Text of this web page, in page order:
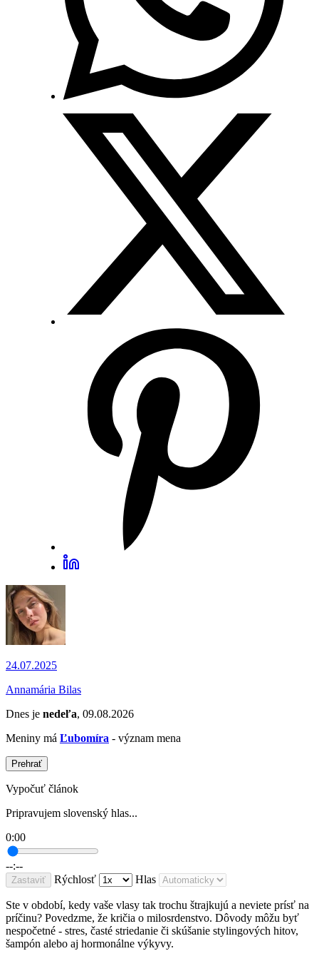
24.07.2025
Annamária Bilas
Dnes je nedeľa, 09.08.2026
Meniny má Ľubomíra - význam mena
Prehrať
Vypočuť článok
Pripravujem slovenský hlas...
0:00
--:--
Zastaviť Rýchlosť Hlas
Ste v období, kedy vaše vlasy tak trochu štrajkujú a neviete prísť na
príčinu? Povedzme, že kričia o milosrdenstvo. Dôvody môžu byť
nespočetné - stres, časté striedanie či skúšanie stylingových hitov,
šampón alebo aj hormonálne výkyvy.